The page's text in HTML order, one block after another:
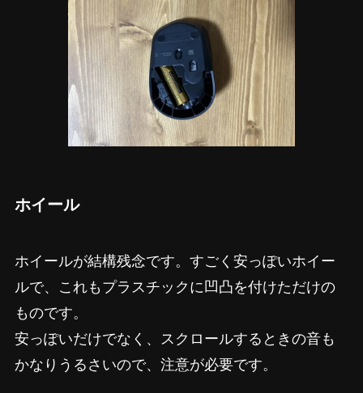
ホイール
ホイールが結構残念です。すごく安っぽいホイー
ルで、これもプラスチックに凹凸を付けただけの
ものです。
安っぽいだけでなく、スクロールするときの音も
かなりうるさいので、注意が必要です。